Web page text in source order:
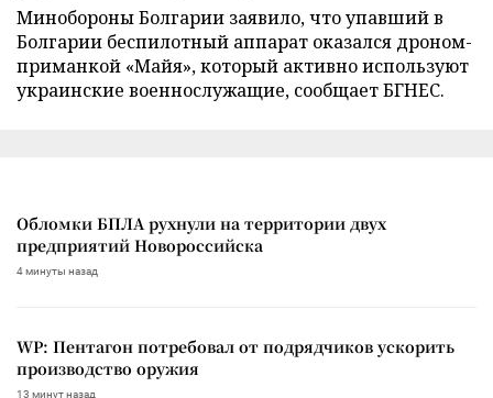
Минобороны Болгарии заявило, что упавший в
Болгарии беспилотный аппарат оказался дроном-
приманкой «Майя», который активно используют
украинские военнослужащие, сообщает БГНЕС.
Обломки БПЛА рухнули на территории двух
предприятий Новороссийска
4 минуты назад
WP: Пентагон потребовал от подрядчиков ускорить
производство оружия
13 минут назад